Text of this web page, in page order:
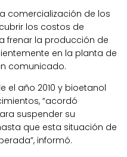
comercialización de los
los costos de
frenar la producción de
en la planta de
comunicado.
el año 2010 y bioetanol
“acordó
suspender su
que esta situación de
informó.